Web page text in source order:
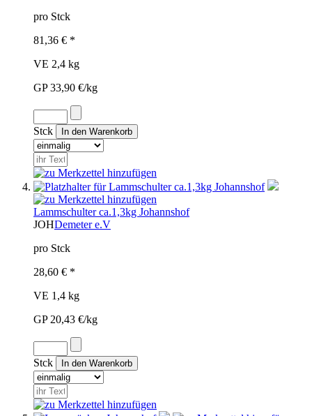
pro Stck
81,36 € *
VE 2,4 kg
GP 33,90 €/kg
Stck
Lammschulter ca.1,3kg Johannshof
JOHDemeter e.V
pro Stck
28,60 € *
VE 1,4 kg
GP 20,43 €/kg
Stck